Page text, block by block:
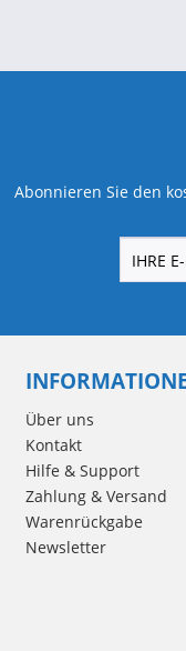
Abonnieren Sie den
Über uns
Kontakt
Hilfe & Support
Zahlung & Versand
Warenrückgabe
Newsletter